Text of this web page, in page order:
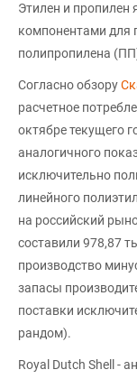
Этилен и
компонентами для
полипропилена
Согласно обзору
расчетное
октябре текущего
аналогичного
исключительно
линейного
на российский
составили 978,87
производство
запасы
поставки
рандом).
Royal Dutch Shell -